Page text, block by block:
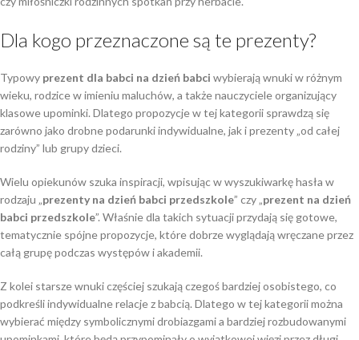
Dla kogo przeznaczone są te prezenty?
Typowy prezent dla babci na dzień babci wybierają wnuki w różnym
wieku, rodzice w imieniu maluchów, a także nauczyciele organizujący
klasowe upominki. Dlatego propozycje w tej kategorii sprawdzą się
zarówno jako drobne podarunki indywidualne, jak i prezenty „od całej
rodziny” lub grupy dzieci.
Wielu opiekunów szuka inspiracji, wpisując w wyszukiwarkę hasła w
rodzaju „prezenty na dzień babci przedszkole” czy „prezent na dzień
babci przedszkole”. Właśnie dla takich sytuacji przydają się gotowe,
tematycznie spójne propozycje, które dobrze wyglądają wręczane przez
całą grupę podczas występów i akademii.
Z kolei starsze wnuki częściej szukają czegoś bardziej osobistego, co
podkreśli indywidualne relacje z babcią. Dlatego w tej kategorii można
wybierać między symbolicznymi drobiazgami a bardziej rozbudowanymi